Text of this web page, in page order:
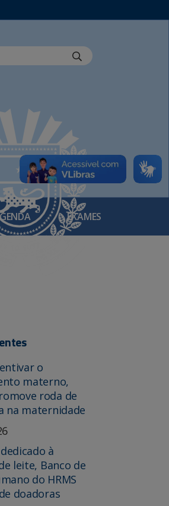
EXAMES
o
materno,
roda de
na maternidade
à
leite, Banco de
do HRMS
doadoras